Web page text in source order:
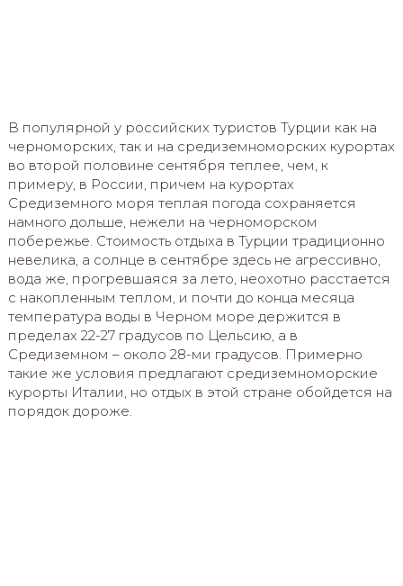
В популярной у российских туристов Турции как на
черноморских, так и на средиземноморских курортах
во второй половине сентября теплее, чем, к
примеру, в России, причем на курортах
Средиземного моря теплая погода сохраняется
намного дольше, нежели на черноморском
побережье. Стоимость отдыха в Турции традиционно
невелика, а солнце в сентябре здесь не агрессивно,
вода же, прогревшаяся за лето, неохотно расстается
с накопленным теплом, и почти до конца месяца
температура воды в Черном море держится в
пределах 22-27 градусов по Цельсию, а в
Средиземном – около 28-ми градусов. Примерно
такие же условия предлагают средиземноморские
курорты Италии, но отдых в этой стране обойдется на
порядок дороже.